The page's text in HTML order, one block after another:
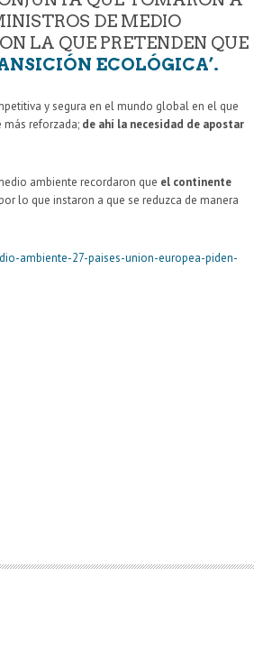
DE MEDIO
LA QUE PRETENDEN QUE
ECOLÓGICA’.
y segura en el mundo global en el que
reforzada; de ahí la necesidad de apostar
ambiente recordaron que el continente
lo que instaron a que se reduzca de manera
ambiente-27-paises-union-europea-piden-